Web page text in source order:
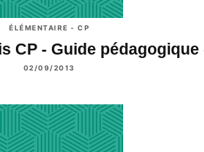
ÉLÉMENTAIRE - CP
CP - Guide
02/09/2013